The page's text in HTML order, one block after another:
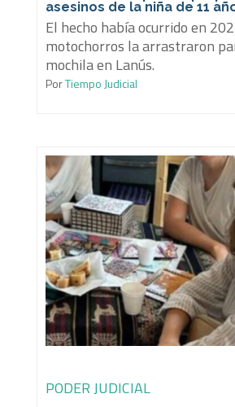
asesinos de la niña de 11
El hecho había ocurrido en
motochorros la arrastraron
mochila en Lanús.
PorTiempo Judicial
PODER JUDICIAL